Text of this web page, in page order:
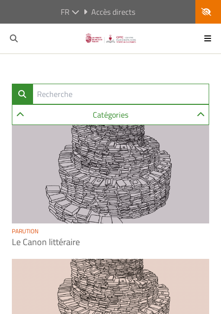
FR Accès directs
Catégories
PARUTION
Le Canon littéraire